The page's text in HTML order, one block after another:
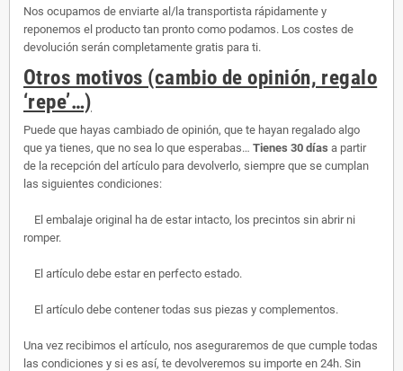
Nos ocupamos de enviarte al/la transportista rápidamente y
reponemos el producto tan pronto como podamos. Los costes de
devolución serán completamente gratis para ti.
Otros motivos (cambio de opinión, regalo
‘repe’…)
Puede que hayas cambiado de opinión, que te hayan regalado algo
que ya tienes, que no sea lo que esperabas… Tienes 30 días a partir
de la recepción del artículo para devolverlo, siempre que se cumplan
las siguientes condiciones:
El embalaje original ha de estar intacto, los precintos sin abrir ni
romper.
El artículo debe estar en perfecto estado.
El artículo debe contener todas sus piezas y complementos.
Una vez recibimos el artículo, nos aseguraremos de que cumple todas
las condiciones y si es así, te devolveremos su importe en 24h. Sin